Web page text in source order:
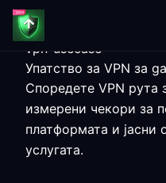
vpn-usecase
Упатство за VPN за
Споредете VPN рута
измерени чекори за
платформата и јасни
услугата.